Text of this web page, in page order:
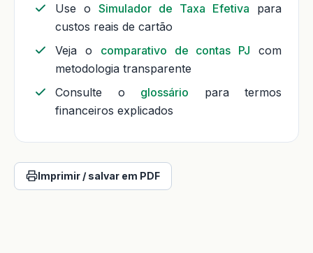
Use o Simulador de Taxa Efetiva para
custos reais de cartão
Veja o comparativo de contas PJ com
metodologia transparente
Consulte o glossário para termos
financeiros explicados
Imprimir / salvar em PDF